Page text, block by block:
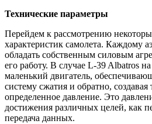
Технические параметры
Перейдем к рассмотрению
характеристик самолета. Каждому
обладать собственным силовым
его работу. В случае L-39 Albatros
маленький двигатель,
систему сжатия и обратно, создавая
определенное давление. Это
достижения различных целей, как
передача данных.